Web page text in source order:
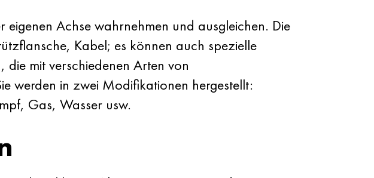
Achse wahrnehmen und ausgleichen. Die
Kabel; es können auch spezielle
die mit verschiedenen Arten von
werden in zwei Modifikationen hergestellt:
Gas, Wasser usw.